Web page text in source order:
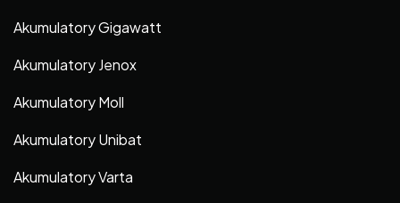
Akumulatory Gigawatt
Akumulatory Jenox
Akumulatory Moll
Akumulatory Unibat
Akumulatory Varta